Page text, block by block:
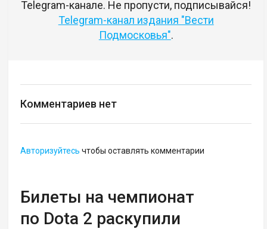
Telegram-канале. Не пропусти, подписывайся!
Telegram-канал издания "Вести
Подмосковья".
Комментариев нет
Авторизуйтесь чтобы оставлять комментарии
Билеты на чемпионат
по Dota 2 раскупили